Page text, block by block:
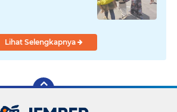
Lihat Selengkapnya